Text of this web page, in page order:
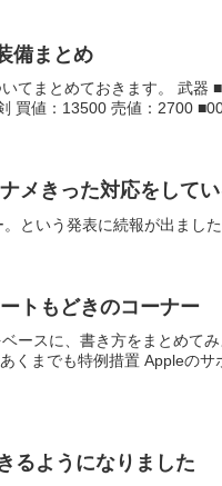
備まとめ
てまとめておきます。 武
買値：13500 売値：2700
メきった対応をして
という発表に続報が出ました
トもどきのコーナー
ースに、書き方をまとめて
くまでも特例措置 Appleの
るようになりました